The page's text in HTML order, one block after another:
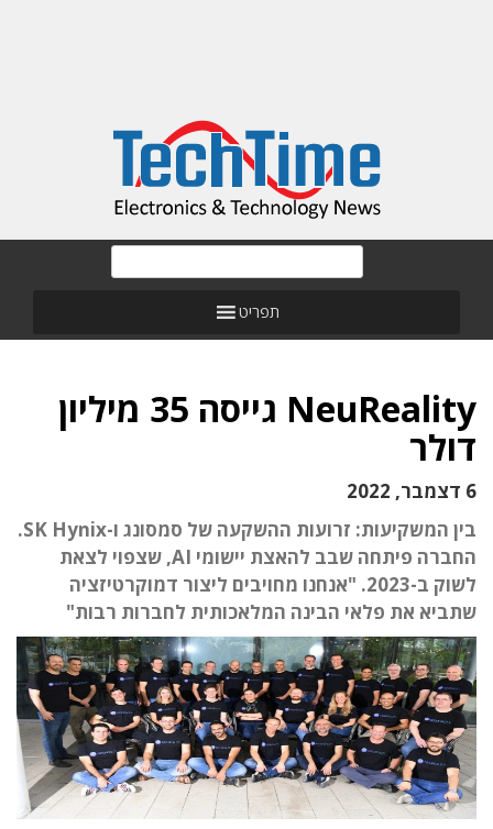
תפריט
NeuReality גייסה 35 מיליון
דולר
6 דצמבר, 2022
בין המשקיעות: זרועות ההשקעה של סמסונג ו-SK Hynix.
החברה פיתחה שבב להאצת יישומי AI, שצפוי לצאת
לשוק ב-2023. "אנחנו מחויבים ליצור דמוקרטיזציה
שתביא את פלאי הבינה המלאכותית לחברות רבות"